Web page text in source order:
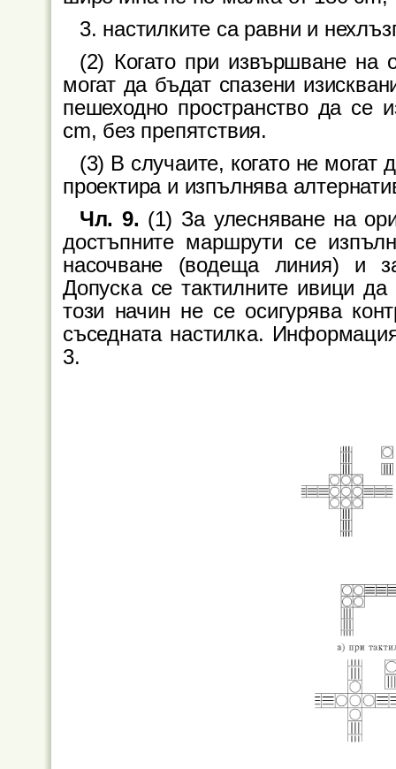
3. настилките са равни и
(2) Когато при извършване на
могат да бъдат спазени
пешеходно пространство да се
cm, без препятствия.
(3) В случаите, когато не могат
проектира и изпълнява
Чл. 9. (1) За улесняване на
достъпните маршрути се
насочване (водеща линия) и
Допуска се тактилните ивици
този начин не се осигурява
съседната настилка.
3.